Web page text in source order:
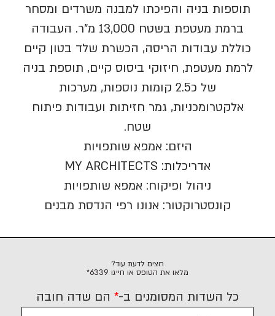
תוספות בניה והפיכתו למבנה משרדים ומסחר
ברמת מעטפת בשטח 13,000 מ”ר. העבודה
כוללת עבודות הריסה, הכשרת שלד בטון קיים
לרמת מעטפת, חיזוקי ביסוס קיים, תוספת בניה
של כ2.5 קומות נוספות, מערכות
אלקטרומכניות, גמר חזיתות ועבודות פיתוח
שטח.
היזם: אמפא שותפויות
אדריכלות: MY ARCHITECTS
ניהול ופיקוח: אמפא שותפויות
קונסטרוקטור: אנונו רפי הנדסת מבנים
רוצים לדעת עוד?
מלאו את הטופס או חייגו 6339*
כל השדות המסומנים ב-* הם שדה חובה